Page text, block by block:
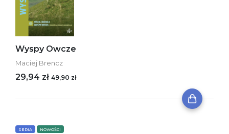
Wyspy Owcze
Maciej Brencz
29,94 zł 49,90 zł
SERIA NOWOŚCI